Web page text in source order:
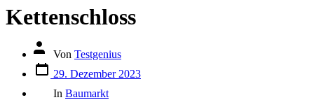
Kettenschloss
Autor
Beitrags
Von Testgenius
Datum
des
Beitrags
29. Dezember 2023
In Baumarkt